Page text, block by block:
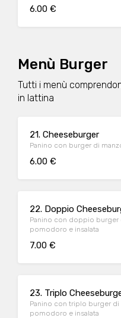
6.00 €
Menù Burger
Tutti i menù
in lattina
21. Cheeseburger
Panino con burger di
6.00 €
22. Doppio
Panino con doppio
pomodoro e insalata
7.00 €
23. Triplo
Panino con triplo burger
pomodoro e insalata